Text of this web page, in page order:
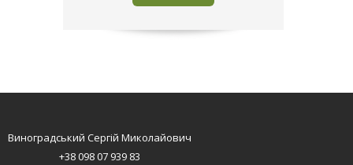
Виноградський Сергій Миколайович
+38 098 07 939 83